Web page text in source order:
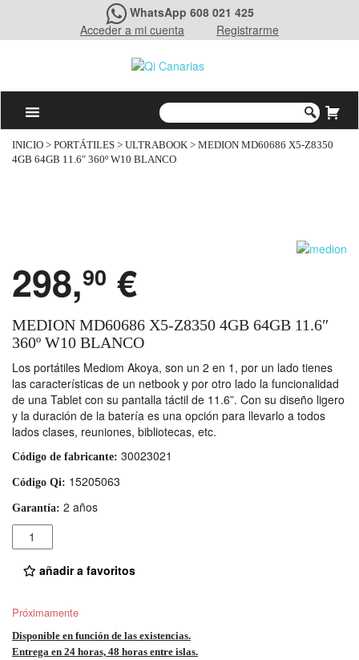
WhatsApp 608 021 425
Acceder a mi cuenta
Registrarme
INICIO > PORTÁTILES > ULTRABOOK > MEDION MD60686 X5-Z8350
4GB 64GB 11.6″ 360º W10 BLANCO
298,90 €
MEDION MD60686 X5-Z8350 4GB 64GB 11.6″
360º W10 BLANCO
Los portátiles Mediom Akoya, son un 2 en 1, por un lado tienes
las características de un netbook y por otro lado la funcionalidad
de una Tablet con su pantalla táctil de 11.6”. Con su diseño ligero
y la duración de la batería es una opción para llevarlo a todos
lados clases, reuniones, bibliotecas, etc.
Código de fabricante: 30023021
Código Qi: 15205063
Garantía: 2 años
Cantidad
añadir a favoritos
Próximamente
Disponible en función de las existencias.
Entrega en 24 horas, 48 horas entre islas.